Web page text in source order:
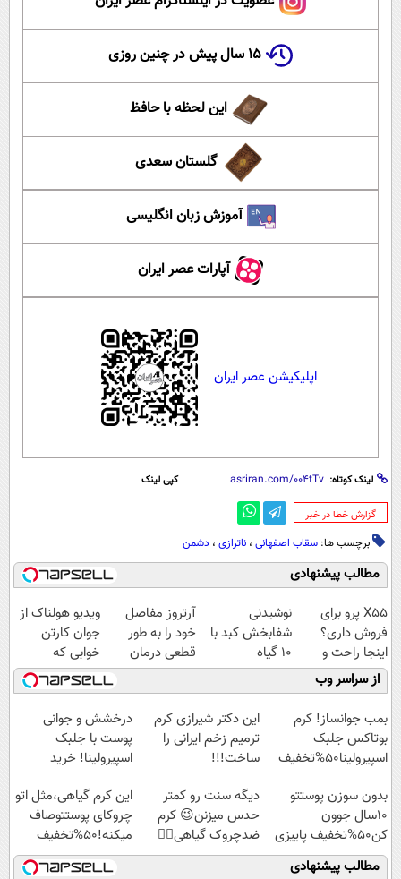
۱۵ سال پیش در چنین روزی
این لحظه با حافظ
گلستان سعدی
آموزش زبان انگلیسی
آپارات عصر ایران
اپلیکیشن عصر ایران
لینک کوتاه: کپی لینک
‌گزارش خطا در خبر
برچسب ها: سقاب اصفهانی ، ناترازی ، دشمن
مطالب پیشنهادی
X55 پرو برای
فروش داری؟
اینجا راحت و
سریع بفروشش
نوشیدنی
شفابخش کبد با
10 گیاه
موثر(تخفیف تا
امشب)
آرتروز مفاصل
خود را به طور
قطعی درمان
کنید!
◗پرسش‌نامه◖
ویدیو هولناک از
جوان کارتن
خوابی که
میلیاردر شد.
آموزش رایگان
از سراسر وب
بمب جوانساز! کرم
بوتاکس جلبک
اسپیرولینا50%تخفیف
این دکتر شیرازی کرم
ترمیم زخم ایرانی را
ساخت!!!
درخشش و جوانی
پوست با جلبک
اسپیرولینا! خرید
بدون سوزن پوستتو
10سال جوون
کن50%تخفیف پاییزی
دیگه سنت رو کمتر
حدس میزنن😉 کرم
ضدچروک گیاهی👈🏻
45%تخفیف
این کرم گیاهی،مثل اتو
چروکای پوستتوصاف
میکنه!50%تخفیف
مطالب پیشنهادی